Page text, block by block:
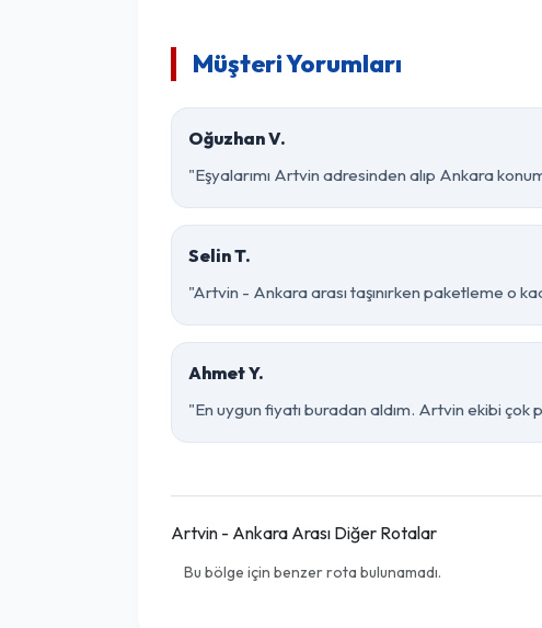
Müşteri Yorumları
Oğuzhan V.
"Eşyalarımı Artvin adresinden alıp Ankara
Selin T.
"Artvin - Ankara arası taşınırken paketleme o
Ahmet Y.
"En uygun fiyatı buradan aldım. Artvin ekibi
Artvin - Ankara Arası Diğer Rotalar
Bu bölge için benzer rota bulunamadı.